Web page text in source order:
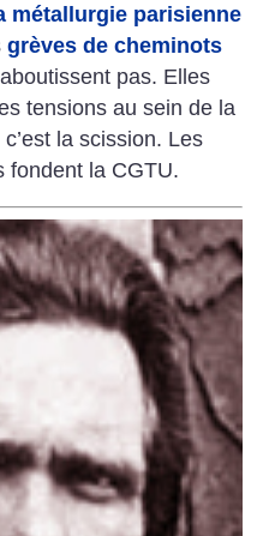
métallurgie parisienne
grèves de cheminots
pas. Elles
tensions au sein de la
la scission. Les
fondent la CGTU.